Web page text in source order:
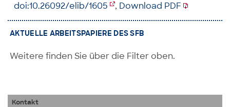
doi:10.26092/elib/1605
, Download PDF
AKTUELLE ARBEITSPAPIERE DES SFB
Weitere finden Sie über die Filter oben.
Kontakt